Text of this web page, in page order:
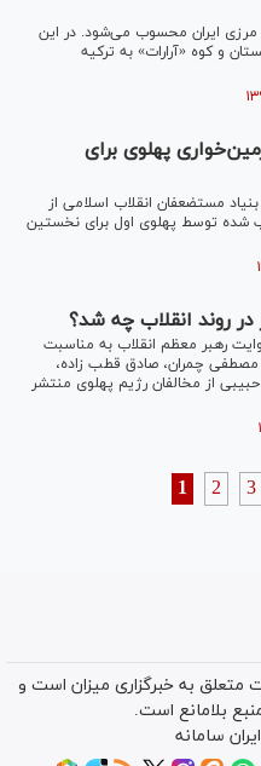
مرزی ایران محسوب می‌شود. در این
و کوه «آرارات» به ترکیه
پهلوی برای
مستضعفان انقلاب اسلامی از
غصب شده توسط پهلوی اول برای نخستین
روند انقلاب چه شد؟
رهبر معظم انقلاب به مناسبت
مصطفی چمران، صادق قطب زاده،
از مخالفان رژیم پهلوی منتشر
1 2 3
به خبرگزاری میزان است و
بلامانع است.
ایران سامانه